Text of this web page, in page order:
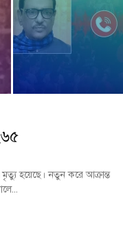
হয়েছে। নতুন করে আক্রান্ত